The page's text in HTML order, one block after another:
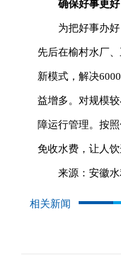
确保好事更好
为把好事办好
先后在榆村水厂
新模式，解决
益增多。对规模
障运行管理。按
免收水费，让人
来源：安徽水
相关新闻